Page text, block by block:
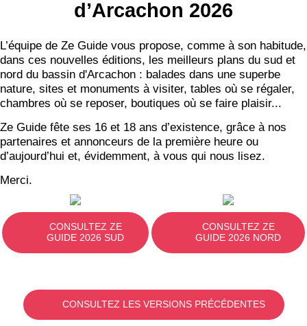
INSCRIPTION
S'ABONNER
d’Arcachon 2026
L’équipe de Ze Guide vous propose, comme à son habitude,
dans ces nouvelles éditions, les meilleurs plans du sud et
nord du bassin d'Arcachon : balades dans une superbe
nature, sites et monuments à visiter, tables où se régaler,
chambres où se reposer, boutiques où se faire plaisir...
Ze Guide fête ses 16 et 18 ans d’existence, grâce à nos
partenaires et annonceurs de la première heure ou
d’aujourd’hui et, évidemment, à vous qui nous lisez.
Merci.
CONSULTEZ ZE
GUIDE 2026 SUD
CONSULTEZ ZE
GUIDE 2026 NORD
CONSULTEZ LES VERSIONS PRÉCÉDENTES